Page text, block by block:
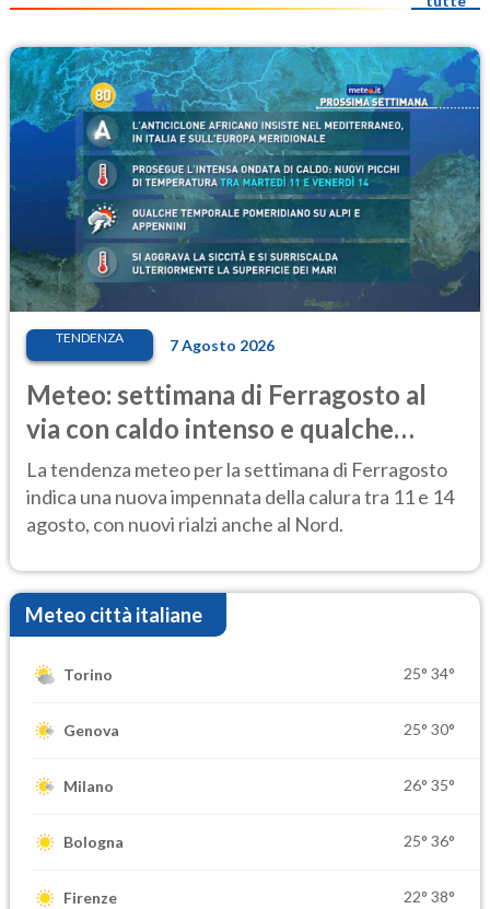
TENDENZA 7 Agosto 2026
Meteo: settimana di Ferragosto al
via con caldo intenso e qualche
temporale
La tendenza meteo per la settimana di Ferragosto
indica una nuova impennata della calura tra 11 e 14
agosto, con nuovi rialzi anche al Nord.
Meteo città italiane
Torino 25° 34°
Genova 25° 30°
Milano 26° 35°
Bologna 25° 36°
Firenze 22° 38°